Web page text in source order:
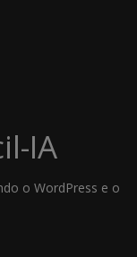
IA
o WordPress e o